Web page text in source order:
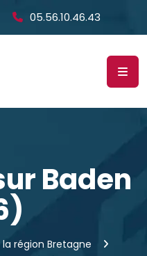
05.56.10.46.43
Baden
région Bretagne